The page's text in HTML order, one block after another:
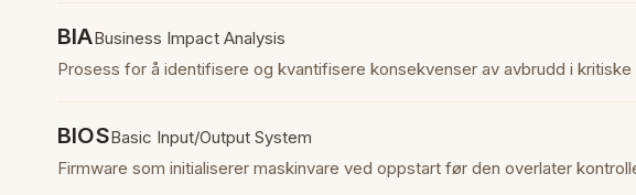
BIABusiness Impact Analysis
Prosess for å identifisere og kvantifisere konsekvenser av avbrudd i
BIOSBasic Input/Output System
Firmware som initialiserer maskinvare ved oppstart før den overlater